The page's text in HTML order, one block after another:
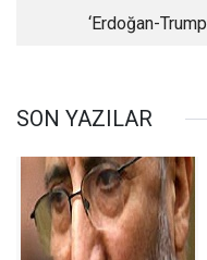
‘Erdoğan-Trump
SON YAZILAR